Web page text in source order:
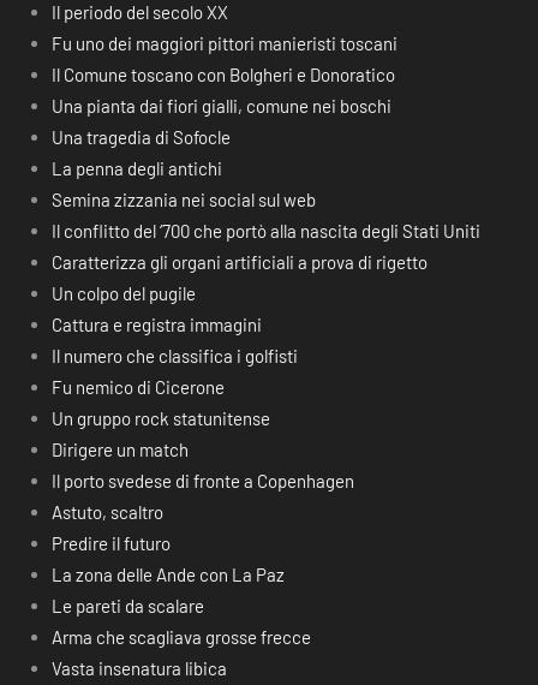
Il periodo del secolo XX
Fu uno dei maggiori pittori manieristi toscani
Il Comune toscano con Bolgheri e Donoratico
Una pianta dai fiori gialli, comune nei boschi
Una tragedia di Sofocle
La penna degli antichi
Semina zizzania nei social sul web
Il conflitto del ‘700 che portò alla nascita degli Stati Uniti
Caratterizza gli organi artificiali a prova di rigetto
Un colpo del pugile
Cattura e registra immagini
Il numero che classifica i golfisti
Fu nemico di Cicerone
Un gruppo rock statunitense
Dirigere un match
Il porto svedese di fronte a Copenhagen
Astuto, scaltro
Predire il futuro
La zona delle Ande con La Paz
Le pareti da scalare
Arma che scagliava grosse frecce
Vasta insenatura libica